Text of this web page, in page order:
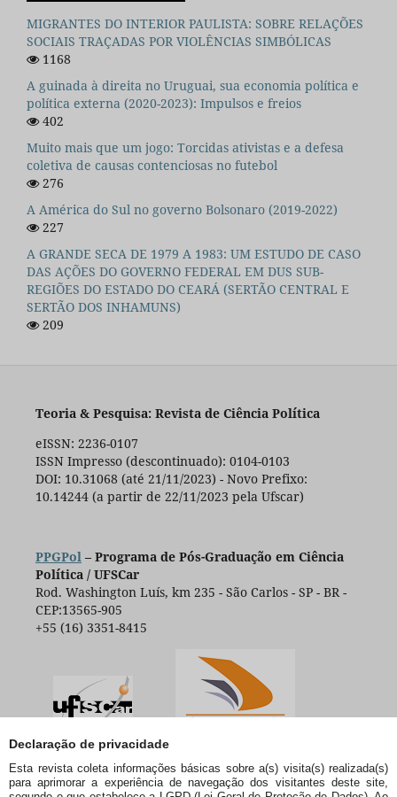
Declaração de privacidade
Esta revista coleta informações básicas sobre a(s) visita(s) realizada(s)
para aprimorar a experiência de navegação dos visitantes deste site,
MIGRANTES DO INTERIOR PAULISTA: SOBRE RELAÇÕES
SOCIAIS TRAÇADAS POR VIOLÊNCIAS SIMBÓLICAS
1168
A guinada à direita no Uruguai, sua economia política e
política externa (2020-2023): Impulsos e freios
402
Muito mais que um jogo: Torcidas ativistas e a defesa
coletiva de causas contenciosas no futebol
276
A América do Sul no governo Bolsonaro (2019-2022)
227
A GRANDE SECA DE 1979 A 1983: UM ESTUDO DE CASO
DAS AÇÕES DO GOVERNO FEDERAL EM DUS SUB-
REGIÕES DO ESTADO DO CEARÁ (SERTÃO CENTRAL E
SERTÃO DOS INHAMUNS)
209
Teoria & Pesquisa: Revista de Ciência Política
eISSN: 2236-0107
ISSN Impresso (descontinuado): 0104-0103
DOI: 10.31068 (até 21/11/2023) - Novo Prefixo:
10.14244 (a partir de 22/11/2023 pela Ufscar)
PPGPol– Programa de Pós-Graduação em Ciência
Política / UFSCar
Rod. Washington Luís, km 235 - São Carlos - SP - BR -
CEP:13565-905
+55 (16) 3351-8415